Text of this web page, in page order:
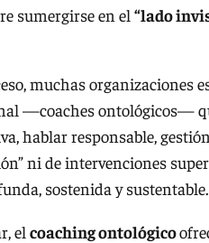
sumergirse en el “lado
muchas organizaciones
—coaches ontológicos—
hablar responsable,
ni de intervenciones
sostenida y sustentable.
el coaching ontológico